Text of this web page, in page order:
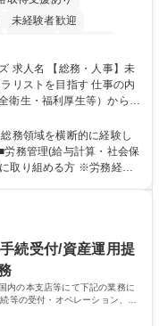
未経験者歓迎
土日祝休み 寮・社宅あり
未
を目指す 仕事の内
衛生・福利厚生等）からお
守備範囲を広げ、組織運
、健康経営推進等をお任せ
く経験を積んでいただき
職種 【総
支えるゼネラリストを目
務領域を横断的に経験し
取り組める方 ※労務経験
・勤怠管理など）の経験
続受付/資産運用提
の本支店等にて下記の業務に
等の受付・オペレーション、お